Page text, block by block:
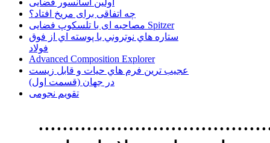
اولین آسانسور فضایی
چه اتفاقی برای مریخ افتاد؟
مصاحبه ای با تلسکوپ فضایی Spitzer
ستاره هاي نوتروني با پوسته اي از فوق
فولاد
Advanced Composition Explorer
عجیب ترین فرم هاي حيات و قابل زيست
در جهان (قسمت اول)
تقویم نجومی
استفاده از